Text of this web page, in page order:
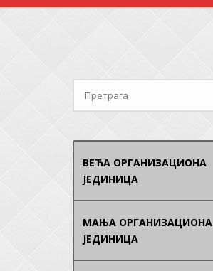
ВЕЋА ОРГАНИЗАЦИОНА
ЈЕДИНИЦА
МАЊА ОРГАНИЗАЦИОНА
ЈЕДИНИЦА